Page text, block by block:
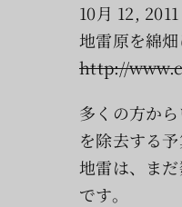
10月 12,
地雷原を綿
http://
多くの方か
を除去する
地雷は、ま
です。